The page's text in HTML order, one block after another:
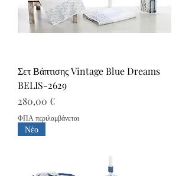
Σετ Βάπτισης Vintage Blue Dreams
BELIS-2629
Τιμή
280,00 €
ΦΠΑ περιλαμβάνεται
Νέο